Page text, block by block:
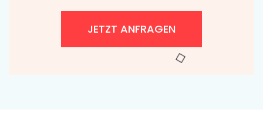
JETZT ANFRAGEN